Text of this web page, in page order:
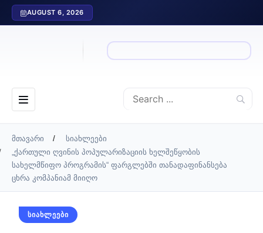
AUGUST 6, 2026
მთავარი
სიახლეები
„ქართული ღვინის პოპულარიზაციის ხელშეწყობის
სახელმწიფო პროგრამის“ ფარგლებში თანადაფინანსება
ცხრა კომპანიამ მიიღო
ᲡᲘᲐᲮᲚᲔᲔᲑᲘ